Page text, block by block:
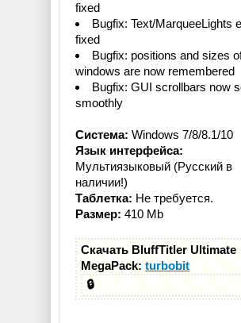
fixed
Bugfix: Text/MarqueeLights
fixed
Bugfix: positions and sizes
windows are now remembered
Bugfix: GUI scrollbars now
smoothly
Система: Windows 7/8/8.1/10
Язык интерфейса:
Мультиязыковый (Русский в
наличии!)
Таблетка: Не требуется.
Размер: 410 Mb
Скачать BluffTitler Ultimate
MegaPack:turbobit
🔒